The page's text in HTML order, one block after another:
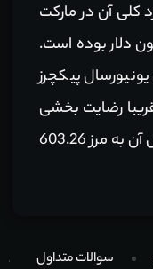
کلی آن در مارکت
امروز تنها 128.46 میلیون دلار بوده است.
پیکچرز
رضایت بخشی
را داشته و هم‌اکنون مجموع فروش آن به مرز 603.26
سوالات متداول